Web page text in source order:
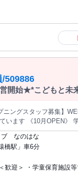
とが増えていく姿を見る
見学について 職場見学は受け
) ☆家庭と両立して短時
ご確認ください https://
/509886
開始★*こどもと未
ニングスタッフ募集】
います 《10月OPEN》
す♪ ●こどもたちが安
室管理 ●保護者対応 ●
格・未経験でもOK◎経
ブ なのはな
橋駅」車6分
＞ ・学童保育施設等での勤